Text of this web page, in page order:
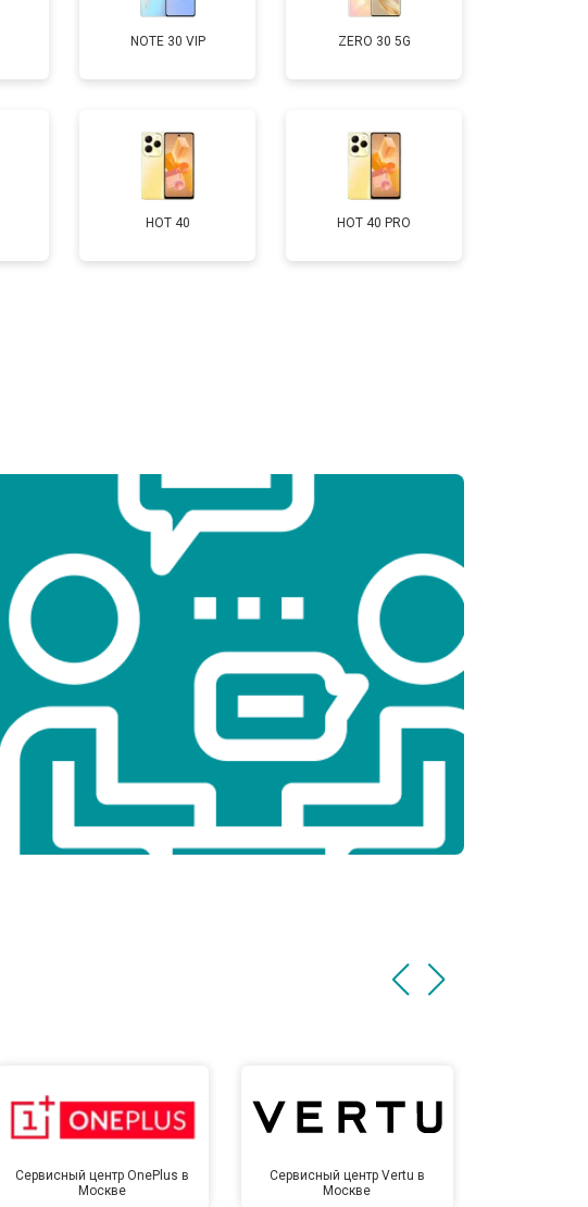
от 3200 ₽ Заказать
NOTE 30 VIP ZERO 30 5G
HOT 40 HOT 40 PRO
Сервисный центр OnePlus в
Москве
Сервисный центр Vertu в
Москве